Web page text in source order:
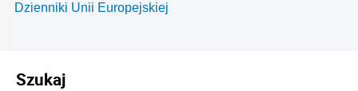
Dzienniki Unii Europejskiej
Szukaj